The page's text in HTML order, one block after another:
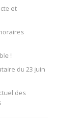
et
!
du 23 juin
des